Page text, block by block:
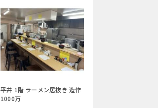
平井 1階 ラーメン居抜き 造作
1000万